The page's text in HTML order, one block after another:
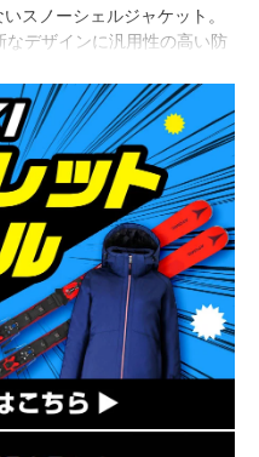
スノーシェルジャケット。
デザインに汎用性の高い防
性用 Transfer シェルジャケ
ーダーに最適なこのアイテ
リサイクル素材を使用してい
楽にできるこの防寒シェル
ーまで、いつでも山に出発
なカラーブロックと大きな
。
最適な、重ね着しやすいシ